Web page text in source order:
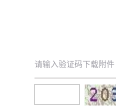
请输入验证码下载附件